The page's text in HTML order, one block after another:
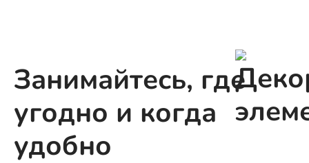
Занимайтесь, где
угодно и когда
удобно